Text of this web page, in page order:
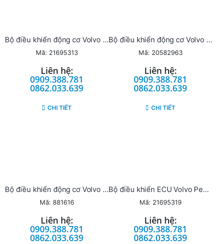
Bộ điều khiển động cơ Volvo Penta ECU
Mã: 21695313
Liên hệ:
0909.388.781
0862.033.639
CHI TIẾT
Bộ điều khiển động cơ Volvo Penta ECU
Mã: 20582963
Liên hệ:
0909.388.781
0862.033.639
CHI TIẾT
Bộ điều khiển động cơ Volvo Penta ECU
Mã: 881616
Liên hệ:
0909.388.781
0862.033.639
Bộ điều khiển ECU Volvo Penta
Mã: 21695319
Liên hệ:
0909.388.781
0862.033.639